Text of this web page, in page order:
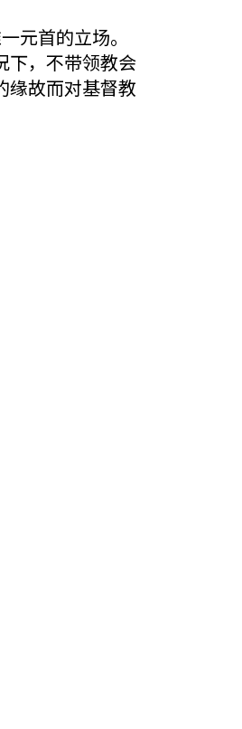
元首的立场。
下，不带领教会
缘故而对基督教